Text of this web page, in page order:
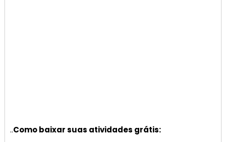
..Como baixar suas atividades grátis: